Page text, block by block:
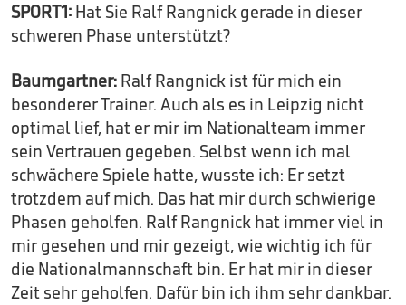
SPORT1: Hat Sie Ralf Rangnick gerade in dieser
schweren Phase unterstützt?
Baumgartner: Ralf Rangnick ist für mich ein
besonderer Trainer. Auch als es in Leipzig nicht
optimal lief, hat er mir im Nationalteam immer
sein Vertrauen gegeben. Selbst wenn ich mal
schwächere Spiele hatte, wusste ich: Er setzt
trotzdem auf mich. Das hat mir durch schwierige
Phasen geholfen. Ralf Rangnick hat immer viel in
mir gesehen und mir gezeigt, wie wichtig ich für
die Nationalmannschaft bin. Er hat mir in dieser
Zeit sehr geholfen. Dafür bin ich ihm sehr dankbar.